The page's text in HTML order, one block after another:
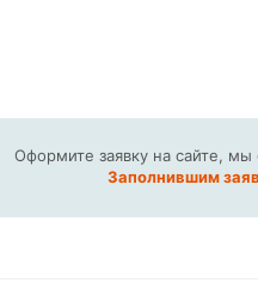
Оформите заявку на сайте,
Заполнившим